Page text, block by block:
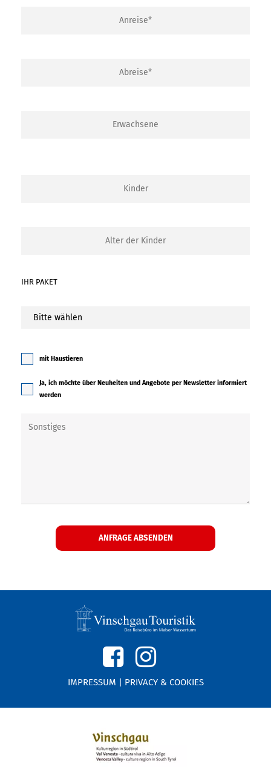
IHR PAKET
mit Haustieren
Ja, ich möchte über Neuheiten und Angebote per Newsletter informiert
werden
IMPRESSUM | PRIVACY & COOKIES